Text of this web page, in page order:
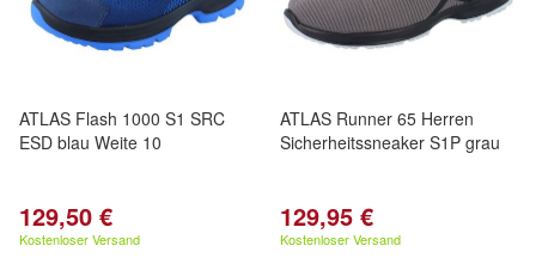
ATLAS Flash 1000 S1 SRC
ESD blau Weite 10
129,50 €
Kostenloser Versand
ATLAS Runner 65 Herren
Sicherheitssneaker S1P grau
129,95 €
Kostenloser Versand